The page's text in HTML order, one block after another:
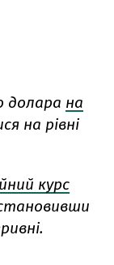
долара на
на рівні
курс